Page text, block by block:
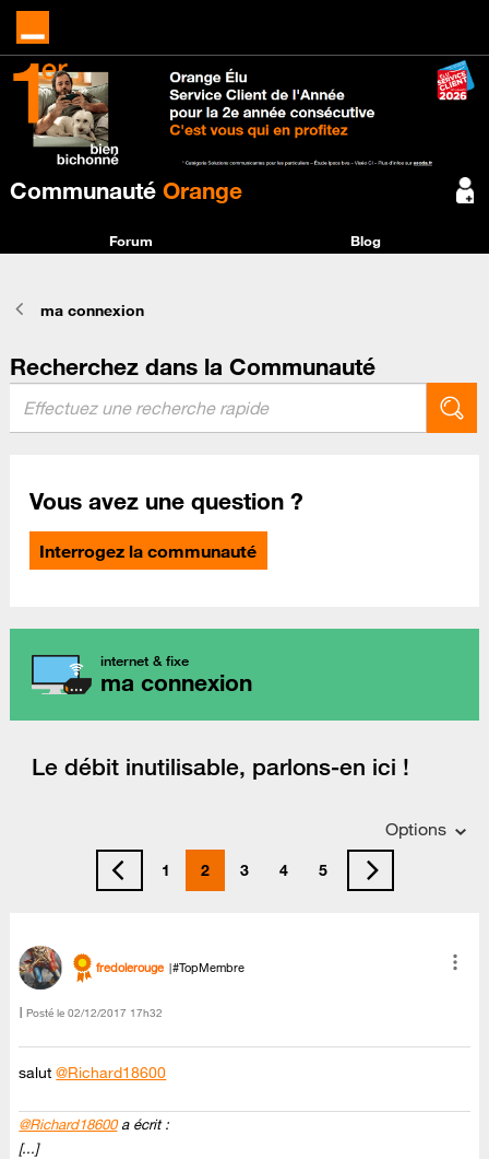
Communauté Orange
Forum Blog
ma connexion
Recherchez dans la Communauté
Vous avez une question ?
Interrogez la communauté
internet & fixe
ma connexion
Le débit inutilisable, parlons-en ici !
Options
1 2 3 4 5
fredolerouge #TopMembre
Posté le ‎02/12/2017 17h32
salut@Richard18600
@Richard18600a écrit :
[...]